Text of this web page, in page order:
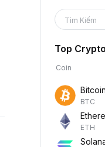
Tìm Kiếm
Top
Coin
Bitcoin
BTC
ETH